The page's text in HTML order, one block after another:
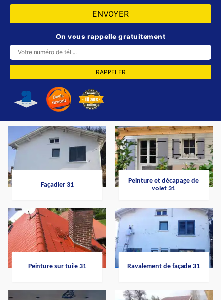
On vous rappelle gratuitement
Façadier 31
Peinture et décapage de
volet 31
Peinture sur tuile 31 Ravalement de façade 31